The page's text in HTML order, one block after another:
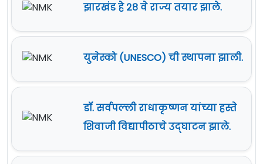
झारखंड हे २८ वे राज्य तयार झाले.
युनेस्को (UNESCO) ची स्थापना झाली.
डॉ. सर्वपल्ली राधाकृष्णन यांच्या हस्ते
शिवाजी विद्यापीठाचे उद्‍घाटन झाले.